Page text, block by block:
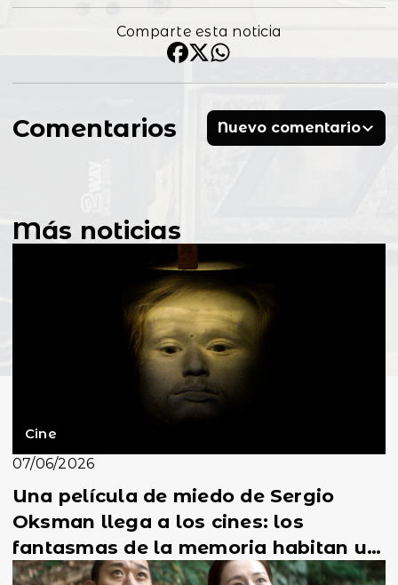
Comparte esta noticia
Comentarios Nuevo comentario
Más noticias
Cine
07/06/2026
Una película de miedo de Sergio
Oksman llega a los cines: los
fantasmas de la memoria habitan un
hotel vacío en Lisboa